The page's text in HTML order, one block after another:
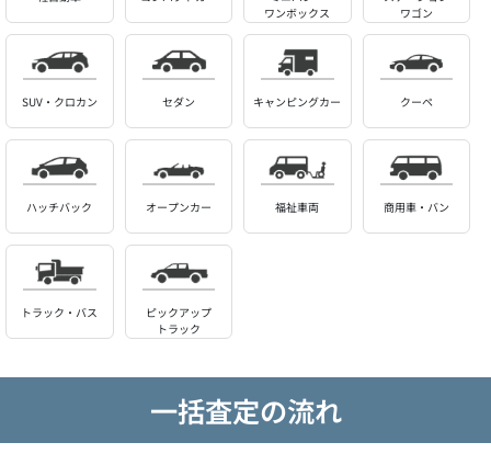
ワンボックス
ワゴン
SUV・クロカン セダン キャンピングカー クーペ
ハッチバック オープンカー 福祉車両 商用車・バン
トラック・バス
ピックアップ
トラック
一括査定の流れ